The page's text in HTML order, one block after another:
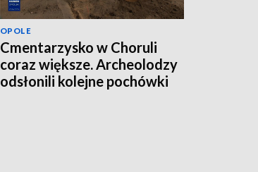
OPOLE
Cmentarzysko w Choruli
coraz większe. Archeolodzy
odsłonili kolejne pochówki